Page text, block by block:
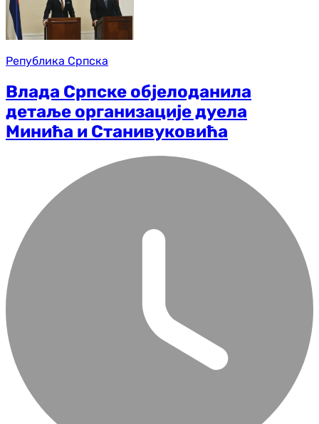
Република Српска
Влада Српске објелоданила
детаље организације дуела
Минића и Станивуковића